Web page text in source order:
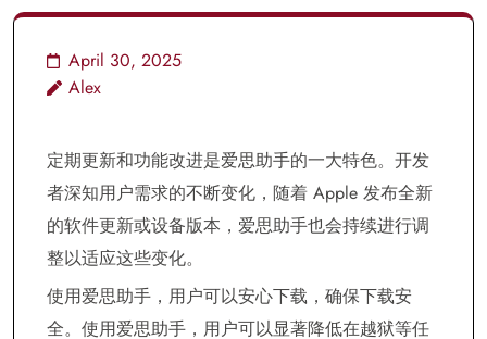
April 30, 2025
Alex
定期更新和功能改进是爱思助手的一大特色。开发
者深知用户需求的不断变化，随着 Apple 发布全新
的软件更新或设备版本，爱思助手也会持续进行调
整以适应这些变化。
使用爱思助手，用户可以安心下载，确保下载安
全。使用爱思助手，用户可以显著降低在越狱等任